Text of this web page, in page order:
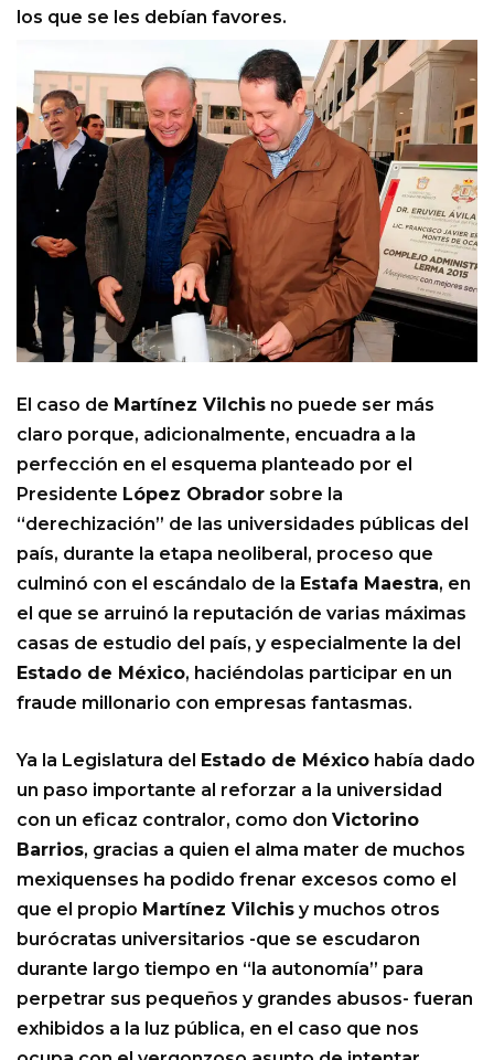
los que se les debían favores.
El caso de Martínez Vilchis no puede ser más
claro porque, adicionalmente, encuadra a la
perfección en el esquema planteado por el
Presidente López Obrador sobre la
“derechización” de las universidades públicas del
país, durante la etapa neoliberal, proceso que
culminó con el escándalo de la Estafa Maestra, en
el que se arruinó la reputación de varias máximas
casas de estudio del país, y especialmente la del
Estado de México, haciéndolas participar en un
fraude millonario con empresas fantasmas.
Ya la Legislatura del Estado de México había dado
un paso importante al reforzar a la universidad
con un eficaz contralor, como don Victorino
Barrios, gracias a quien el alma mater de muchos
mexiquenses ha podido frenar excesos como el
que el propio Martínez Vilchis y muchos otros
burócratas universitarios -que se escudaron
durante largo tiempo en “la autonomía” para
perpetrar sus pequeños y grandes abusos- fueran
exhibidos a la luz pública, en el caso que nos